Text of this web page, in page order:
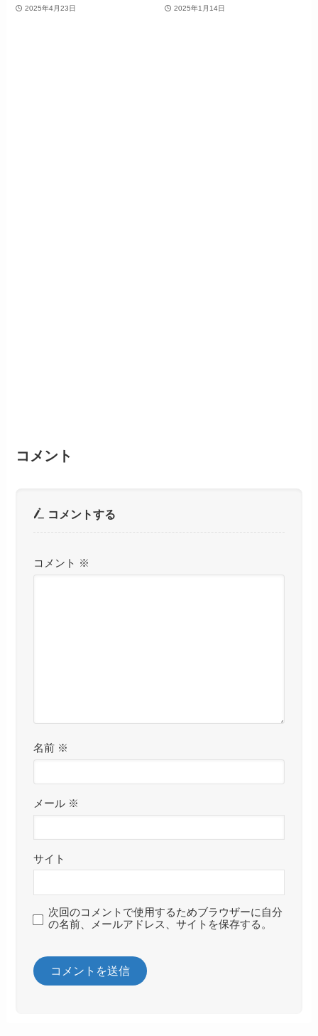
2025年4月23日 2025年1月14日
コメント
コメントする
コメント ※
名前 ※
メール ※
サイト
次回のコメントで使用するためブラウザーに自分
の名前、メールアドレス、サイトを保存する。